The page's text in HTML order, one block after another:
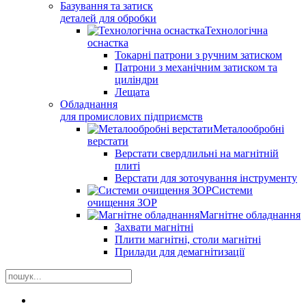
Базування та затиск
деталей для обробки
Технологічна
оснастка
Токарні патрони з ручним затиском
Патрони з механічним затиском та
циліндри
Лещата
Обладнання
для промислових підприємств
Металообробні
верстати
Верстати свердлильні на магнітній
плиті
Верстати для зоточування інструменту
Системи
очищення ЗОР
Магнітне обладнання
Захвати магнітні
Плити магнітні, столи магнітні
Прилади для демагнітизації